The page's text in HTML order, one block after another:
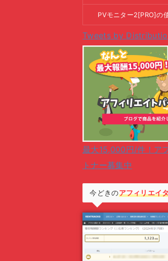
PVモニター2[PRO]の
Tweets by
最大15,000円/件！ア
トナー募集中
今どきのアフィリエイ